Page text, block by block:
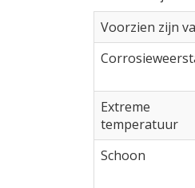
Voorzien zijn
Extreme
temperatuur
Schoon